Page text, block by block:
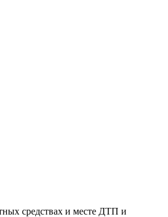
средствах и месте ДТП и